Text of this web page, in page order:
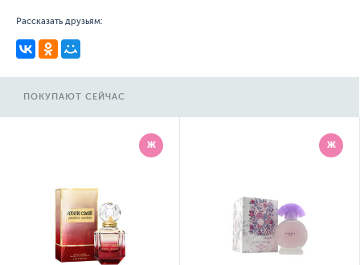
Рассказать друзьям:
ПОКУПАЮТ СЕЙЧАС
Ж Ж